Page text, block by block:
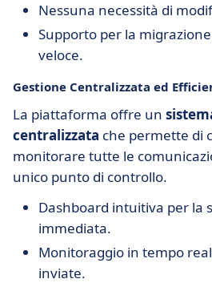
Nessuna necessità di
Supporto per la
veloce.
Gestione Centralizzata ed
La piattaforma offre un
centralizzata che permette di
monitorare tutte le
unico punto di controllo.
Dashboard intuitiva per la
immediata.
Monitoraggio in tempo
inviate.